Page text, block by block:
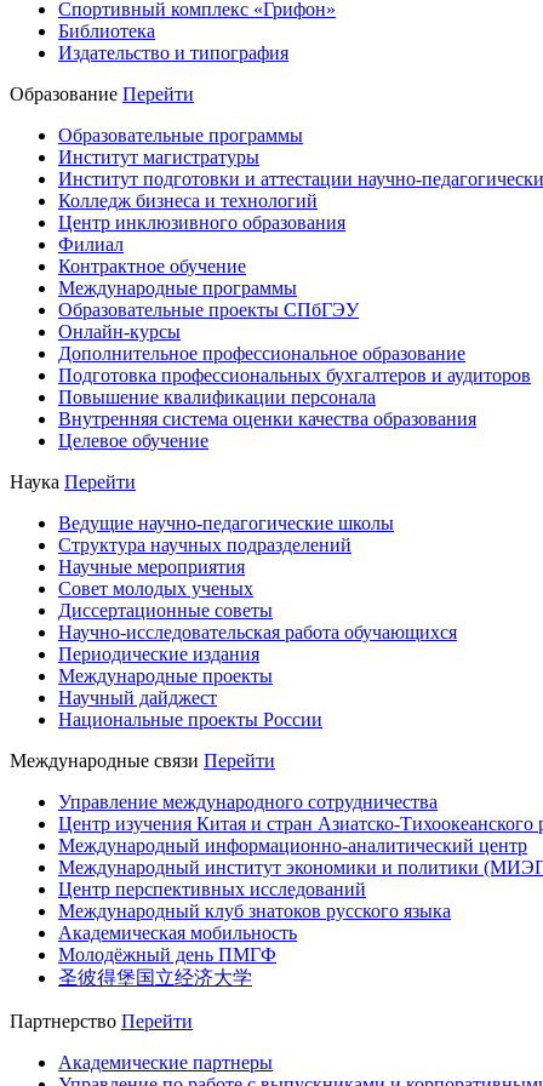
Спортивный комплекс «Грифон»
Библиотека
Издательство и типография
Образование Перейти
Образовательные программы
Институт магистратуры
Институт подготовки и аттестации научно-
Колледж бизнеса и технологий
Центр инклюзивного образования
Филиал
Контрактное обучение
Международные программы
Образовательные проекты СПбГЭУ
Онлайн-курсы
Дополнительное профессиональное образование
Подготовка профессиональных бухгалтеров и аудиторов
Повышение квалификации персонала
Внутренняя система оценки качества образования
Целевое обучение
Наука Перейти
Ведущие научно-педагогические школы
Структура научных подразделений
Научные мероприятия
Совет молодых ученых
Диссертационные советы
Научно-исследовательская работа обучающихся
Периодические издания
Международные проекты
Научный дайджест
Национальные проекты России
Международные связи Перейти
Управление международного сотрудничества
Центр изучения Китая и стран Азиатско-Тихоокеанского
Международный информационно-аналитический центр
Международный институт экономики и политики
Центр перспективных исследований
Международный клуб знатоков русского языка
Академическая мобильность
Молодёжный день ПМГФ
圣彼得堡国立经济大学
Партнерство Перейти
Академические партнеры